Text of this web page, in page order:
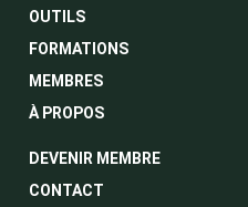
OUTILS
FORMATIONS
MEMBRES
À PROPOS
DEVENIR MEMBRE
CONTACT